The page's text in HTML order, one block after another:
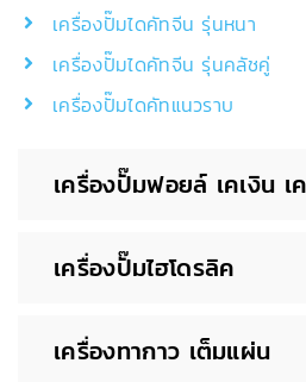
เครื่องปั๊มไดคัทจีน รุ่นหนา
เครื่องปั๊มไดคัทจีน รุ่นคลัชคู่
เครื่องปั๊มไดคัทแนวราบ
เครื่องปั๊มฟอยล์ เคเงิน เ
เครื่องปั๊มไฮโดรลิค
เครื่องทากาว เต็มแผ่น